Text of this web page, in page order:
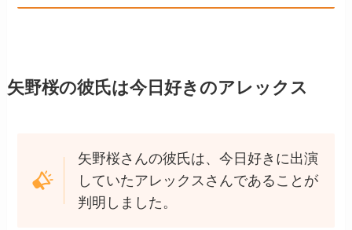
矢野桜の彼氏は今日好きのアレックス
矢野桜さんの彼氏は、今日好きに出演
していたアレックスさんであることが
判明しました。